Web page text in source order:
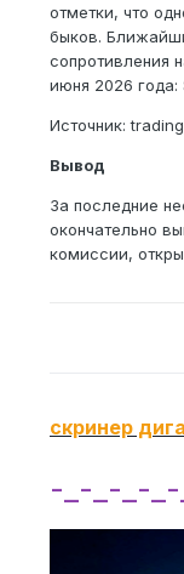
отметки, что
быков.
сопротивления
июня 2026 года:
Источник:
Вывод
За последние
окончательно
комиссии,
скринер
-_-_-_-